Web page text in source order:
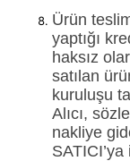
Ürün
yaptığı
haksız
satılan
kuruluşu
Alıcı,
nakliye